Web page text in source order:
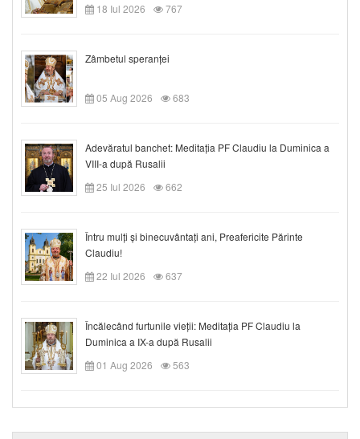
18 Iul 2026
767
Zâmbetul speranței
05 Aug 2026 683
Adevăratul banchet: Meditația PF Claudiu la Duminica a
VIII-a după Rusalii
25 Iul 2026
662
Întru mulți și binecuvântați ani, Preafericite Părinte
Claudiu!
22 Iul 2026
637
Încălecând furtunile vieții: Meditația PF Claudiu la
Duminica a IX-a după Rusalii
01 Aug 2026
563